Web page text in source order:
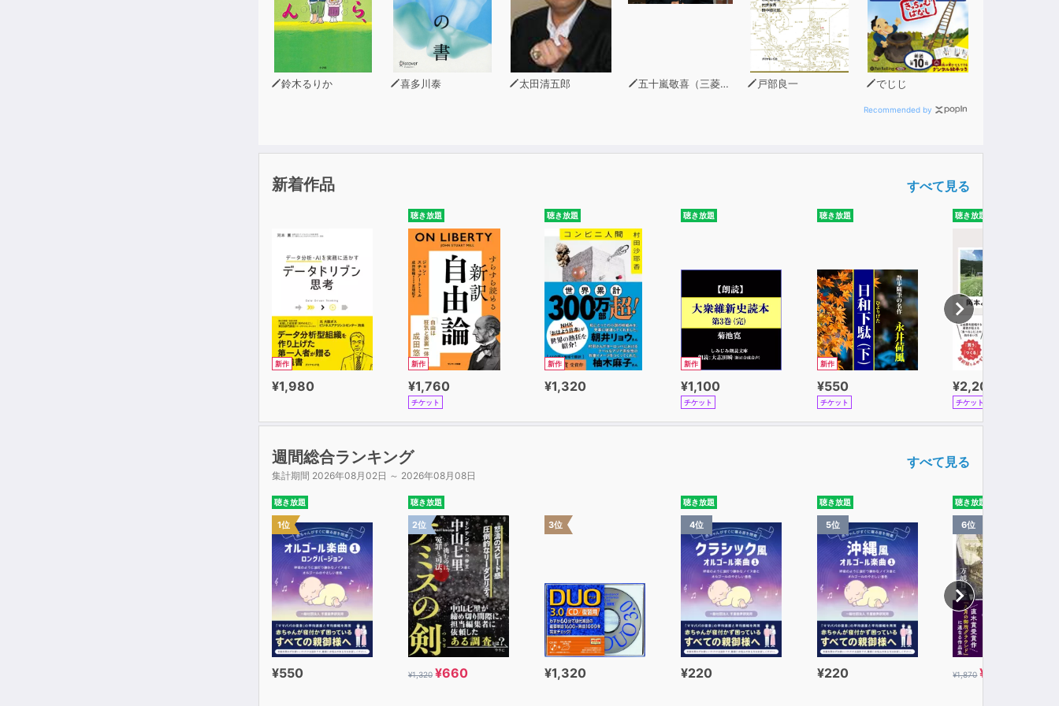
鈴木るりか 喜多川泰 太田清五郎 五十嵐敬喜（三菱UFJリサーチ＆コンサルティング執行役員調査本部長） 戸部良一 でじじ
Recommended by
新着作品 すべて見る
新作
¥1,980
聴き放題
新作
¥1,760
チケット
聴き放題
新作
¥1,320
聴き放題
新作
¥1,100
チケット
聴き放題
新作
¥550
チケット
聴き放題
¥2,200
チケット
週間総合ランキング
集計期間 2026年08月02日 ～ 2026年08月08日
すべて見る
聴き放題
1位
¥550
聴き放題
2位
¥1,320 ¥660
3位
¥1,320
聴き放題
4位
¥220
聴き放題
5位
¥220
聴き放題
6位
¥1,870 ¥935